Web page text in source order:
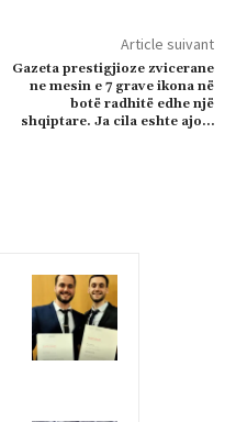
Article suivant
Gazeta prestigjioze zvicerane
ne mesin e 7 grave ikona në
botë radhitë edhe një
shqiptare. Ja cila eshte ajo…